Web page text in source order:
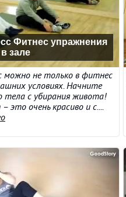
Фитнес упражнения
зале
можно не только в фитнес
условиях. Начните
тела с убирания живота!
это очень красиво и с....